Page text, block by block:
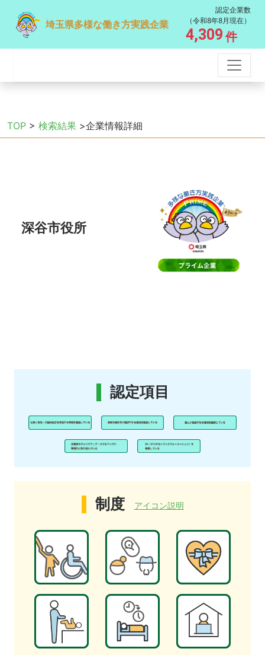
埼玉県多様な働き方実践企業
認定企業数
（令和8年8月現在）
4,309 件
TOP > 検索結果 >企業情報詳細
深谷市役所
認定項目
制度 アイコン説明